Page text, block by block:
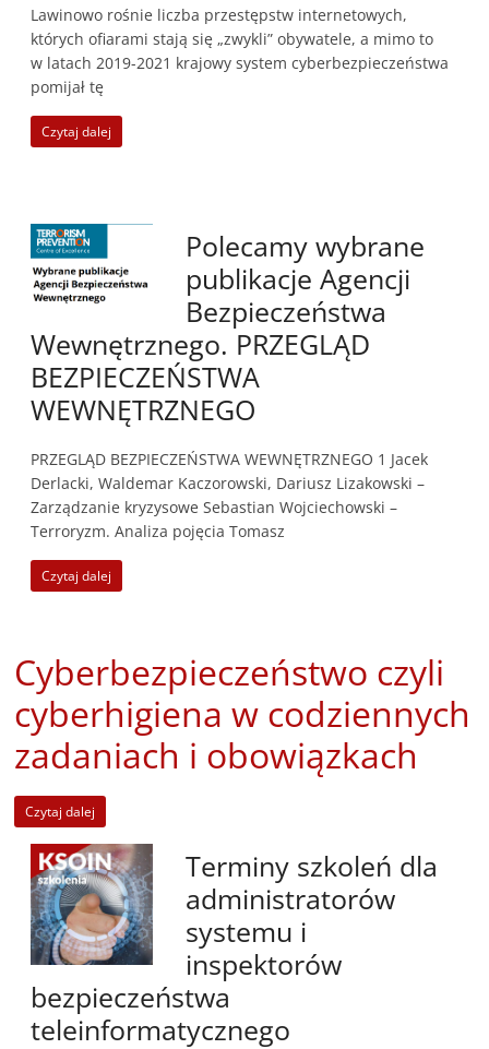
Lawinowo rośnie liczba przestępstw internetowych,
których ofiarami stają się „zwykli” obywatele, a mimo to
w latach 2019-2021 krajowy system cyberbezpieczeństwa
pomijał tę
Czytaj dalej
Polecamy wybrane
publikacje Agencji
Bezpieczeństwa
Wewnętrznego. PRZEGLĄD
BEZPIECZEŃSTWA
WEWNĘTRZNEGO
PRZEGLĄD BEZPIECZEŃSTWA WEWNĘTRZNEGO 1 Jacek
Derlacki, Waldemar Kaczorowski, Dariusz Lizakowski –
Zarządzanie kryzysowe Sebastian Wojciechowski –
Terroryzm. Analiza pojęcia Tomasz
Czytaj dalej
Cyberbezpieczeństwo czyli
cyberhigiena w codziennych
zadaniach i obowiązkach
Czytaj dalej
Terminy szkoleń dla
administratorów
systemu i
inspektorów
bezpieczeństwa
teleinformatycznego